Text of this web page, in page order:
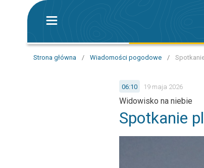
Strona główna / Wiadomości pogodowe /
06:10 19 maja 2026
Widowisko na niebie
Spotkanie